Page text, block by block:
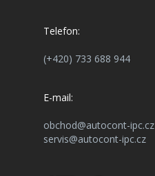
Telefon:
(+420) 733 688 944
E-mail:
obchod@autocont-ipc.cz
servis@autocont-ipc.cz